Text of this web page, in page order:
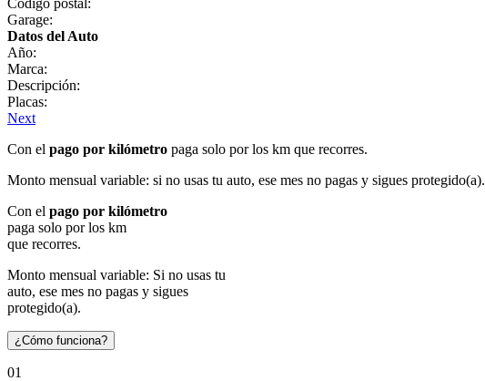
Garage:
Datos del Auto
Año:
Marca:
Descripción:
Placas:
Next
Con el pago por kilómetro paga solo por los km que recorres.
Monto mensual variable: si no usas tu auto, ese mes no pagas y sigues protegido(a).
Con el pago por kilómetro
paga solo por los km
que recorres.
Monto mensual variable: Si no usas tu
auto, ese mes no pagas y sigues
protegido(a).
¿Cómo funciona?
01